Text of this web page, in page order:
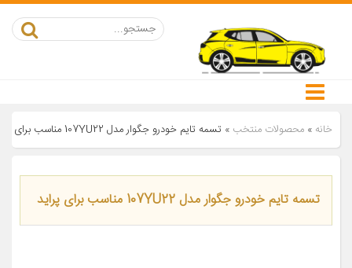
خانه » محصولات منتخب » تسمه تایم خودرو جگوار مدل 107YU22 مناسب برای پراید
تسمه تایم خودرو جگوار مدل 107YU22 مناسب برای پراید